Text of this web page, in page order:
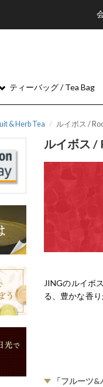
ティーバッグ / Tea Bag
& Herb Tea ルイボス /
ルイボス /
JINGのルイボ
る、豊かな香
「フルーツ